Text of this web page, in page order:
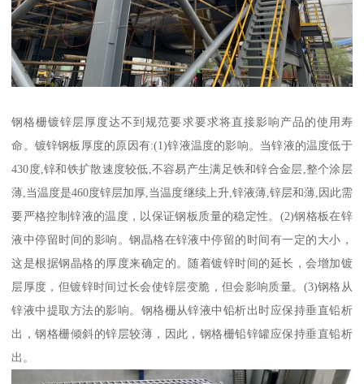
钢格栅镀锌层厚度达不到规范要求要求将直接影响产品的使用寿
命。镀锌钢板厚度的原因有:(1)锌液温度的影响。当锌液的温度低于
430度,锌和铁扩散速度较低,不容易产生满足铁和锌合金层,整个涂层
薄,当温度是460度锌层加厚,当温度继续上升,锌液薄,锌层和薄,因此需
要严格控制锌液的温度，以保证钢板质量的稳定性。(2)钢格板在锌
液中停留时间的影响。钢晶格在锌液中停留的时间有一定的大小，
这是根据钢晶格的厚度来确定的。随着镀锌时间的延长，会增加镀
层厚度，但镀锌时间过长会使锌层变脆，但会影响质量。(3)钢格从
锌液中提取方法的影响。钢格栅从锌液中铅析出时应保持垂直铅析
出，钢格栅倾斜的锌层较薄，因此，钢格栅铅锌罐应保持垂直铅析
出。